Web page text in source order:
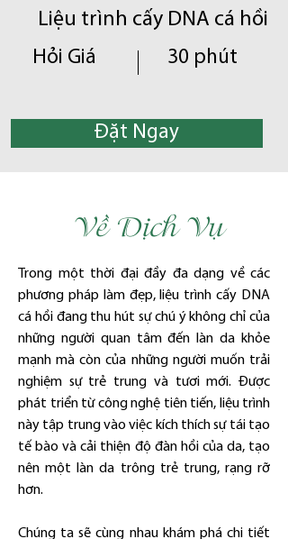
Liệu trình cấy DNA cá hồi
Hỏi Giá 30 phút
Đặt Ngay
Về Dịch Vụ
Trong một thời đại đầy đa dạng về các
phương pháp làm đẹp, liệu trình cấy DNA
cá hồi đang thu hút sự chú ý không chỉ của
những người quan tâm đến làn da khỏe
mạnh mà còn của những người muốn trải
nghiệm sự trẻ trung và tươi mới. Được
phát triển từ công nghệ tiên tiến, liệu trình
này tập trung vào việc kích thích sự tái tạo
tế bào và cải thiện độ đàn hồi của da, tạo
nên một làn da trông trẻ trung, rạng rỡ
hơn.
Chúng ta sẽ cùng nhau khám phá chi tiết